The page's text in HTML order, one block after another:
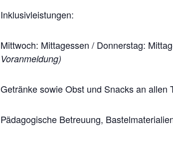
Inklusivleistungen:
Mittwoch: Mittagessen / Donnerstag:
Voranmeldung)
Getränke sowie Obst und Snacks an allen
Pädagogische Betreuung,